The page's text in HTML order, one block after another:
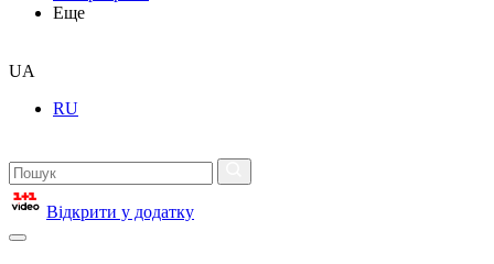
Еще
UA
RU
Відкрити у додатку